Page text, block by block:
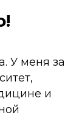
У меня за
и